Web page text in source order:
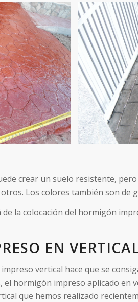
crear un suelo resistente,
Los colores también son de
la colocación del hormigón
EN
vertical hace que se
hormigón impreso aplicado en
que hemos realizado